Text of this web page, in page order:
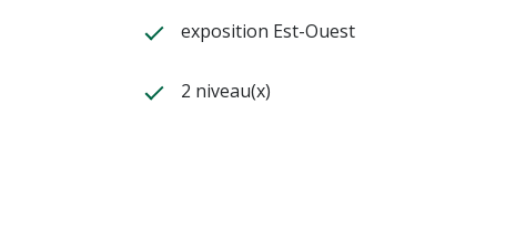
exposition Est-Ouest
2 niveau(x)